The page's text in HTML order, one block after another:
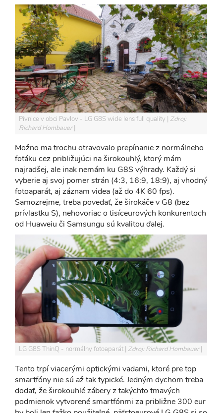
Pivnice v obci Pavlov - LG G8S wide lens full quality
Zdroj:
Richard Hombauer
Možno ma trochu otravovalo prepínanie z normálneho
foťáku cez približujúci na širokouhlý, ktorý mám
najradšej, ale inak nemám ku G8S výhrady. Každý si
vyberie aj svoj pomer strán (4:3, 16:9, 18:9), aj vhodný
fotoaparát, aj záznam videa (až do 4K 60 fps).
Samozrejme, treba povedať, že širokáče v G8 (bez
prívlastku S), nehovoriac o tisíceurových konkurentoch
od Huaweiu či Samsungu sú kvalitou ďalej.
LG G8S ThinQ - normálny fotoaparát Zdroj: Richard Hombauer
Tento trpí viacerými optickými vadami, ktoré pre top
smartfóny nie sú až tak typické. Jedným dychom treba
dodať, že širokouhlé zábery z takýchto tmavých
podmienok vytvorené smartfónmi za približne 300 eur